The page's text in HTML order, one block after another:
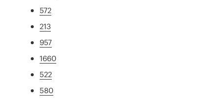
572
213
957
1660
522
580